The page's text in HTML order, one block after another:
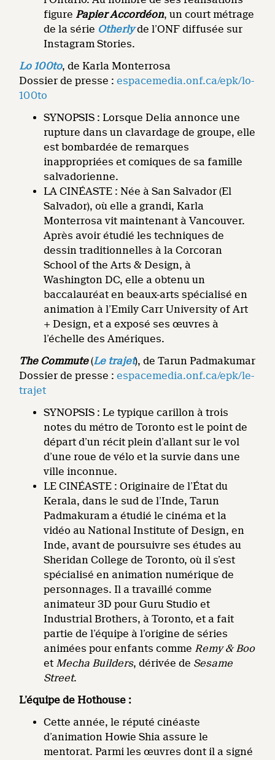
figure Papier Accordéon, un court métrage
de la série Otherlyde l’ONF diffusée sur
Instagram Stories.
Lo 100to, de Karla Monterrosa
Dossier de presse :espacemedia.onf.ca/epk/lo-
100to
SYNOPSIS : Lorsque Delia annonce une
rupture dans un clavardage de groupe, elle
est bombardée de remarques
inappropriées et comiques de sa famille
salvadorienne.
LA CINÉASTE : Née à San Salvador (El
Salvador), où elle a grandi, Karla
Monterrosa vit maintenant à Vancouver.
Après avoir étudié les techniques de
dessin traditionnelles à la Corcoran
School of the Arts & Design, à
Washington DC, elle a obtenu un
baccalauréat en beaux-arts spécialisé en
animation à l’Emily Carr University of Art
+ Design, et a exposé ses œuvres à
l’échelle des Amériques.
The Commute(Le trajet), de Tarun Padmakumar
Dossier de presse :espacemedia.onf.ca/epk/le-
trajet
SYNOPSIS : Le typique carillon à trois
notes du métro de Toronto est le point de
départ d’un récit plein d’allant sur le vol
d’une roue de vélo et la survie dans une
ville inconnue.
LE CINÉASTE : Originaire de l’État du
Kerala, dans le sud de l’Inde, Tarun
Padmakuram a étudié le cinéma et la
vidéo au National Institute of Design, en
Inde, avant de poursuivre ses études au
Sheridan College de Toronto, où il s’est
spécialisé en animation numérique de
personnages. Il a travaillé comme
animateur 3D pour Guru Studio et
Industrial Brothers, à Toronto, et a fait
partie de l’équipe à l’origine de séries
animées pour enfants comme Remy & Boo
et Mecha Builders, dérivée de Sesame
Street.
L’équipe de Hothouse :
Cette année, le réputé cinéaste
d’animation Howie Shia assure le
mentorat. Parmi les œuvres dont il a signé